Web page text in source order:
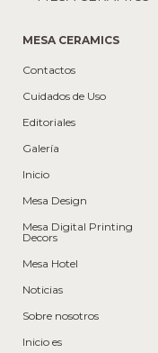
MESA CERAMICS
Contactos
Cuidados de Uso
Editoriales
Galería
Inicio
Mesa Design
Mesa Digital Printing
Decors
Mesa Hotel
Noticias
Sobre nosotros
Inicio es